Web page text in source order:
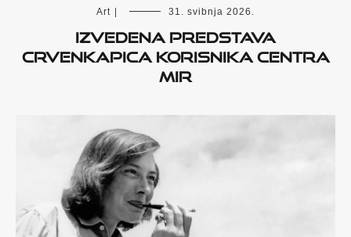
Art 31. svibnja 2026.
Izvedena predstava
Crvenkapica korisnika Centra
Mir